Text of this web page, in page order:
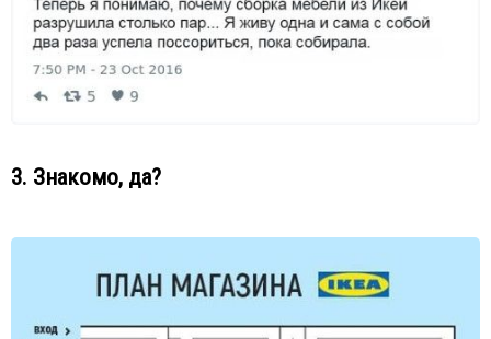
3. Знакомо, да?